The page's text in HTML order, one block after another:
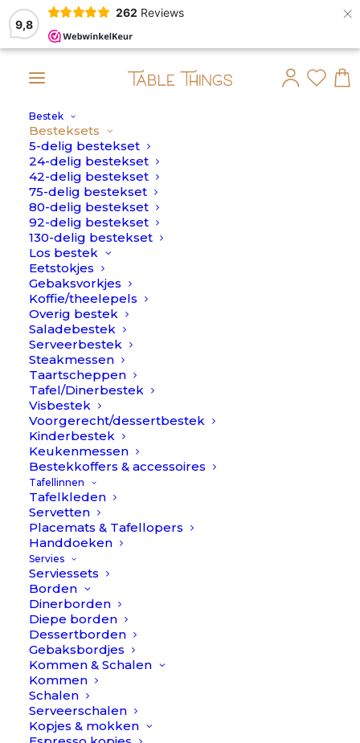
9,8
262 Reviews ×
Bestek
Besteksets
5-delig bestekset
24-delig bestekset
42-delig bestekset
75-delig bestekset
80-delig bestekset
92-delig bestekset
130-delig bestekset
Los bestek
Eetstokjes
Gebaksvorkjes
Koffie/theelepels
Overig bestek
Saladebestek
Serveerbestek
Steakmessen
Taartscheppen
Tafel/Dinerbestek
Visbestek
Voorgerecht/dessertbestek
Kinderbestek
Keukenmessen
Bestekkoffers & accessoires
Tafellinnen
Tafelkleden
Servetten
Placemats & Tafellopers
Handdoeken
Servies
Serviessets
Borden
Dinerborden
Diepe borden
Dessertborden
Gebaksbordjes
Kommen & Schalen
Kommen
Schalen
Serveerschalen
Kopjes & mokken
dan op maandag 10 Augustus verstuurd.
Goa – Blauw/Goud –
bestekset 92-delig // Cutipol
Kleur
Maak je keuze:
Inhoud 92-delige bestekset: